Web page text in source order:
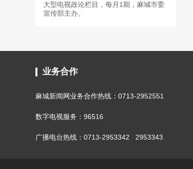
大型电视政论栏目，每月1期，麻城市委
宣传部主办。
业务合作
麻城新闻网业务合作热线：0713-2952551
数字电视服务：96516
广播电台热线：0713-2953342 2953343